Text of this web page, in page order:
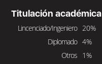
Titulación académica
Lincenciado/Ingeniero 20%
Diplomado 4%
Otros 1%